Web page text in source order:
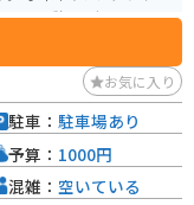
おり休憩にも便利です。
お気に入り
駐車： 駐車場あり
予算： 1000円
混雑： 空いている